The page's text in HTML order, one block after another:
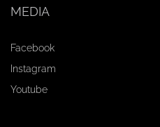
MEDIA
Facebook
Instagram
Youtube